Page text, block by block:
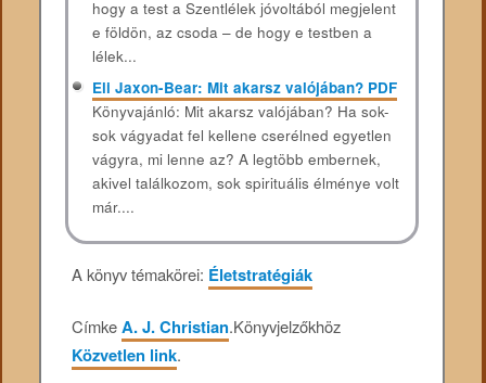
hogy a test a Szentlélek jóvoltából megjelent
e földön, az csoda – de hogy e testben a
lélek...
Eli Jaxon-Bear: Mit akarsz valójában? PDF
Könyvajánló: Mit akarsz valójában? Ha sok-
sok vágyadat fel kellene cserélned egyetlen
vágyra, mi lenne az? A legtöbb embernek,
akivel találkozom, sok spirituális élménye volt
már....
A könyv témakörei: Életstratégiák
CímkeA. J. Christian.Könyvjelzőkhöz
Közvetlen link.